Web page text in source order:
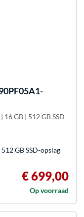
GB | 512 GB SSD
GB SSD-opslag
€ 699,00
Op voorraad